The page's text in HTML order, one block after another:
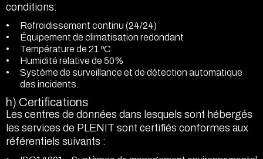
conditions:
Refroidissement continu (24/24)
Équipement de climatisation redondant
Température de 21 ºC
Humidité relative de 50%
Système de surveillance et de détection automatique
des incidents.
h) Certifications
Les centres de données dans lesquels sont hébergés
les services de PLENIT sont certifiés conformes aux
référentiels suivants :